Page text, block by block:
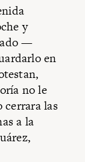
y
—
en
no le
cerrara las
a la